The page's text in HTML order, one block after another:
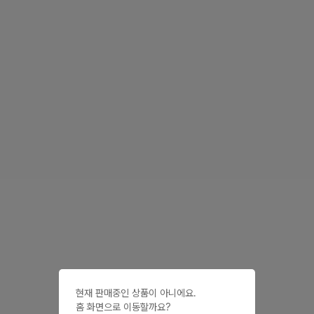
현재 판매중인 상품이 아니에요.
홈 화면으로 이동할까요?